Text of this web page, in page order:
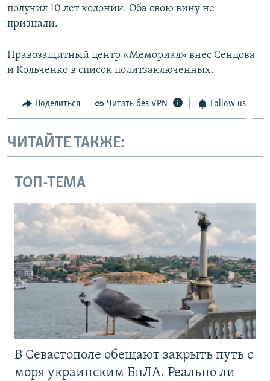
получил 10 лет колонии. Оба свою вину не
признали.
Правозащитный центр «Мемориал» внес Сенцова
и Кольченко в список политзаключенных.
Поделиться Читать без VPN Follow us
ЧИТАЙТЕ ТАКЖЕ:
ТОП-ТЕМА
В Севастополе обещают закрыть путь с
моря украинским БпЛА. Реально ли